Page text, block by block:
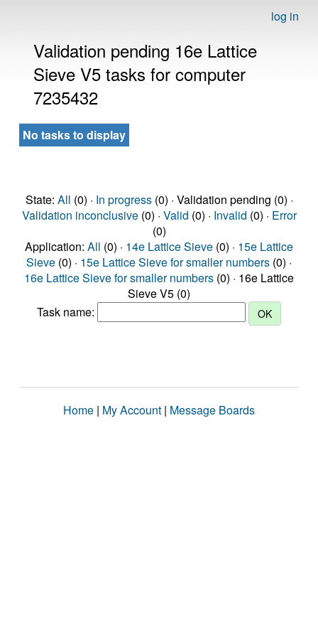
log in
Validation pending 16e Lattice
Sieve V5 tasks for computer
7235432
No tasks to display
State: All (0) · In progress(0) · Validation pending (0) ·
Validation inconclusive(0) · Valid (0) · Invalid (0) · Error
(0)
Application: All (0) · 14e Lattice Sieve (0) · 15e Lattice
Sieve (0) · 15e Lattice Sieve for smaller numbers (0) ·
16e Lattice Sieve for smaller numbers (0) · 16e Lattice
Sieve V5 (0)
Task name:
Home | My Account | Message Boards